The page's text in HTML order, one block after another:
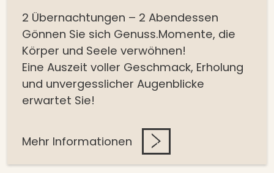
2 Übernachtungen – 2 Abendessen
Gönnen Sie sich Genuss.Momente, die
Körper und Seele verwöhnen!
Eine Auszeit voller Geschmack, Erholung
und unvergesslicher Augenblicke
erwartet Sie!
Mehr Informationen